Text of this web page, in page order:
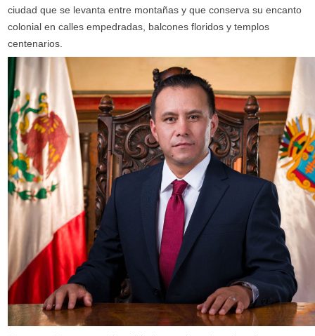
ciudad que se levanta entre montañas y que conserva su encanto
colonial en calles empedradas, balcones floridos y templos
centenarios.